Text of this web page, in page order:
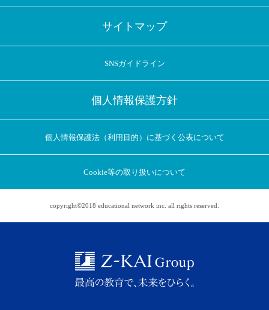
アプリに切り替えてみませんか
アプリ限定のコラムを配信中！
サイトマップ
SNSガイドライン
個人情報保護方針
個人情報保護法（利用目的）に基づく公表について
Cookie等の取り扱いについて
copyright©2018 educational network inc. all rights reserved.